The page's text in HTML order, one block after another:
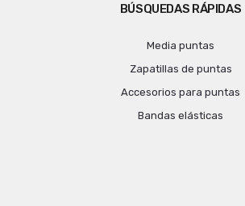
BÚSQUEDAS RÁPIDAS
Media puntas
Zapatillas de puntas
Accesorios para puntas
Bandas elásticas